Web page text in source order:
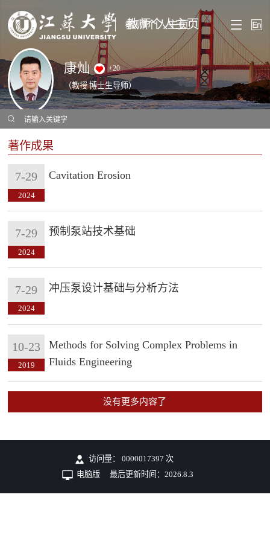
教师个人主页
康灿 +20
（教授 博士生导师）
著作成果
7-29
2024
Cavitation Erosion
7-29
2024
预制泵站技术基础
7-29
2024
冲压泵设计基础与分析方法
10-23
2019
Methods for Solving Complex Problems in
Fluids Engineering
没有更多内容了
访问量： 0000017397 次
电脑版
最后更新时间：2026 .8 .3